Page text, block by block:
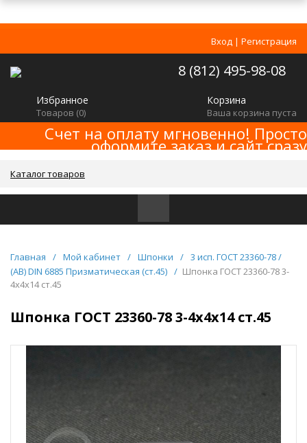
Вход | Регистрация
8 (812) 495-98-08
Избранное
Товаров (0)
Корзина
Ваша корзина пуста
Счет на оплату мгновенно! Просто
оформите заказ и сайт сразу
Каталог товаров
Главная / Мой кабинет / Шпонки / 3 исп. ГОСТ 23360-78 /
(AB) DIN 6885 Призматическая (ст.45) / Шпонка ГОСТ 23360-78 3-
4x4x14 ст.45
Шпонка ГОСТ 23360-78 3-4x4x14 ст.45